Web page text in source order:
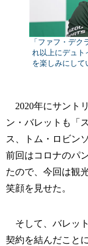
「ファフ・デ
れ以上にデュト
を楽しみにして
2020年にサント
ン・バレットも「
ス、トム・ロビン
前回はコロナのパ
たので、今回は観
笑顔を見せた。
そして、バレッ
契約を結んだこと